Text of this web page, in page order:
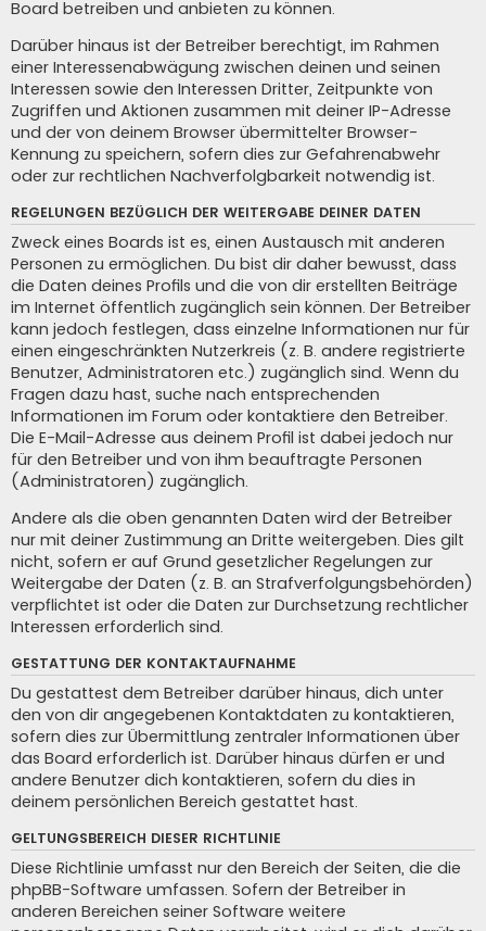
Board betreiben und anbieten zu können.
Darüber hinaus ist der Betreiber berechtigt, im Rahmen
einer Interessenabwägung zwischen deinen und seinen
Interessen sowie den Interessen Dritter, Zeitpunkte von
Zugriffen und Aktionen zusammen mit deiner IP-Adresse
und der von deinem Browser übermittelter Browser-
Kennung zu speichern, sofern dies zur Gefahrenabwehr
oder zur rechtlichen Nachverfolgbarkeit notwendig ist.
REGELUNGEN BEZÜGLICH DER WEITERGABE DEINER DATEN
Zweck eines Boards ist es, einen Austausch mit anderen
Personen zu ermöglichen. Du bist dir daher bewusst, dass
die Daten deines Profils und die von dir erstellten Beiträge
im Internet öffentlich zugänglich sein können. Der Betreiber
kann jedoch festlegen, dass einzelne Informationen nur für
einen eingeschränkten Nutzerkreis (z. B. andere registrierte
Benutzer, Administratoren etc.) zugänglich sind. Wenn du
Fragen dazu hast, suche nach entsprechenden
Informationen im Forum oder kontaktiere den Betreiber.
Die E-Mail-Adresse aus deinem Profil ist dabei jedoch nur
für den Betreiber und von ihm beauftragte Personen
(Administratoren) zugänglich.
Andere als die oben genannten Daten wird der Betreiber
nur mit deiner Zustimmung an Dritte weitergeben. Dies gilt
nicht, sofern er auf Grund gesetzlicher Regelungen zur
Weitergabe der Daten (z. B. an Strafverfolgungsbehörden)
verpflichtet ist oder die Daten zur Durchsetzung rechtlicher
Interessen erforderlich sind.
GESTATTUNG DER KONTAKTAUFNAHME
Du gestattest dem Betreiber darüber hinaus, dich unter
den von dir angegebenen Kontaktdaten zu kontaktieren,
sofern dies zur Übermittlung zentraler Informationen über
das Board erforderlich ist. Darüber hinaus dürfen er und
andere Benutzer dich kontaktieren, sofern du dies in
deinem persönlichen Bereich gestattet hast.
GELTUNGSBEREICH DIESER RICHTLINIE
Diese Richtlinie umfasst nur den Bereich der Seiten, die die
phpBB-Software umfassen. Sofern der Betreiber in
anderen Bereichen seiner Software weitere